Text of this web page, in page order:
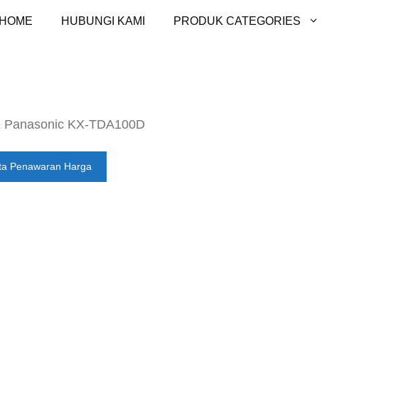
HOME HUBUNGI KAMI PRODUK CATEGORIES
Panasonic KX-TDA100D
Penawaran Harga